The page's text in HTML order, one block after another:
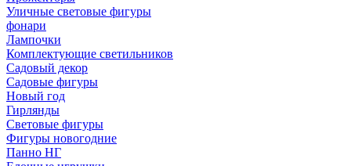
Уличные световые фигуры
фонари
Лампочки
Комплектующие светильников
Садовый декор
Садовые фигуры
Новый год
Гирлянды
Световые фигуры
Фигуры новогодние
Панно НГ